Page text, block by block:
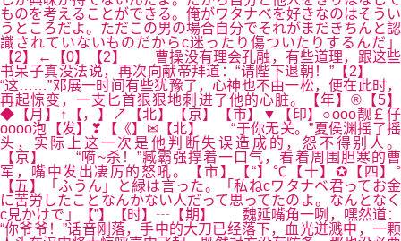
ものを考えることができる。俺がワタナベを好きなのはそうい
うところだよ。ただこの男の場合自分でそれがまだきちんと認
識されていないものだからc迷ったり傷ついたりするんだ」
【2】←【0】【2】 曹操没有理会孔融，有些道理，跟这些
书呆子真没法说，再次向献帝拜道：“请陛下退朝！”【2】
“这……”邓展一时间有些犹豫了，心神也不由一松，便在此时，
再起惊变，一支匕首狠狠地刺进了他的心脏。【年】®【5】
◆【月】↑【，】↗【北】【京】【市】▼【印】○оοo靓￡仔
oοоo泡【发】❣【《】✉【北】 “于你无关。”夏侯渊摇了摇
头，实际上这一次是他判断失误造成的，怨不得别人。
【京】 “嗬~杀！”臧霸强撑着一口气，看着周围胆寒的曹
军，嘴中发出凄厉的怒吼。【市】【“】℃【十】✪【四】°
【五】「ふうん」と緑は言った。「私ねcワタナベ君ってお金
に苦労したことなんかない人だって思ってたのよ。なんとなく
c見かけで」【”】【时】┄【期】 魏延嘴角一咧，嘿然道：
“你爷爷！”话音刚落，手中的大刀已经落下，血光迸溅中，一颗